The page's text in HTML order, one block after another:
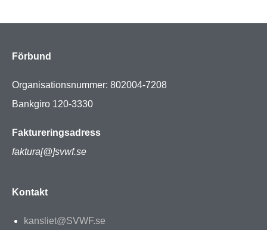
Förbund
Organisationsnummer: 802004-7208
Bankgiro 120-3330
Faktureringsadress
faktura[@]svwf.se
Kontakt
kansliet@SVWF.se